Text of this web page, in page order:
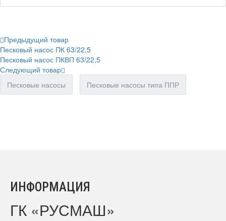
Предыдущий товар
Песковый насос ПК 63/22,5
Песковый насос ПКВП 63/22,5
Следующий товар
Песковые насосы
Песковые насосы типа ППР
ИНФОРМАЦИЯ
ГК «РУСМАШ»